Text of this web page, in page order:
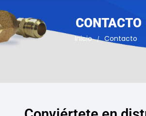
CONTACTO
Inicio Contacto